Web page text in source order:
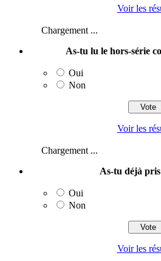
Voir les
Chargement ...
As-tu lu le hors-série
Oui
Non
Voir les
Chargement ...
As-tu déjà
Oui
Non
Voir les